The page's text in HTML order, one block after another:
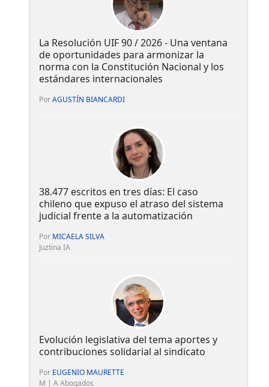
La Resolución UIF 90 / 2026 - Una ventana
de oportunidades para armonizar la
norma con la Constitución Nacional y los
estándares internacionales
PorAGUSTÍN BIANCARDI
38.477 escritos en tres días: El caso
chileno que expuso el atraso del sistema
judicial frente a la automatización
Por MICAELA SILVA
Juztina IA
Evolución legislativa del tema aportes y
contribuciones solidarial al sindicato
Por EUGENIO MAURETTE
M | A Abogados